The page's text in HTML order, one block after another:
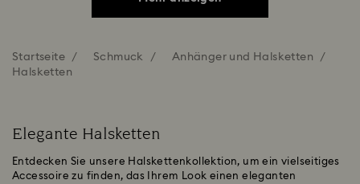
Startseite Schmuck
Anhänger und Halsketten
Halsketten
Elegante Halsketten
Entdecken Sie unsere Halskettenkollektion, um ein vielseitiges
Accessoire zu finden, das Ihrem Look einen eleganten